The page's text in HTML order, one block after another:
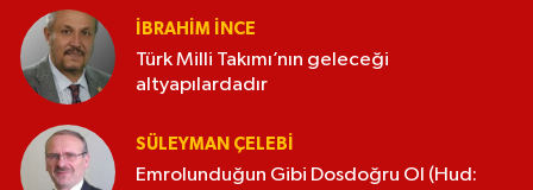
İBRAHIM İNCE
Türk Milli Takımı’nın geleceği
altyapılardadır
SÜLEYMAN ÇELEBI
Emrolunduğun Gibi Dosdoğru Ol (Hud: